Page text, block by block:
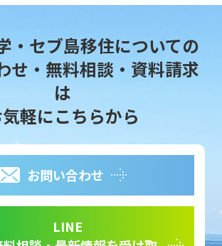
・セブ島移住についての
せ・無料相談・資料請求
は
軽にこちらから
お問い合わせ
LINE